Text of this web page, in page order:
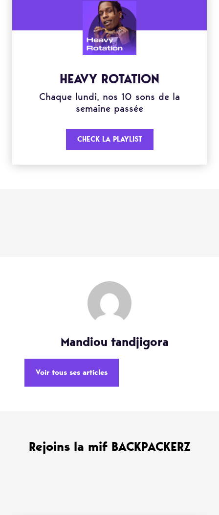
HEAVY ROTATION
Chaque lundi, nos 10 sons de la
semaine passée
CHECK LA PLAYLIST
Mandiou tandjigora
Voir tous ses articles
Rejoins la mif BACKPACKERZ